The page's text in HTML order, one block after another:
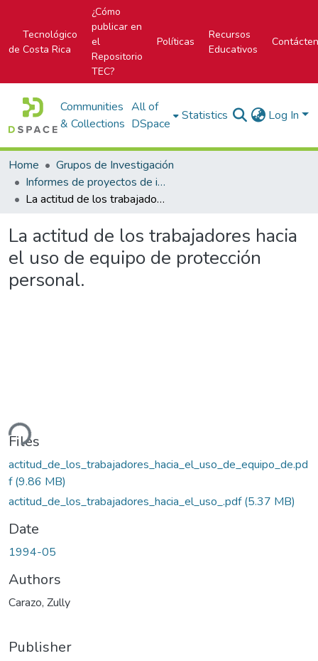
Tecnológico
de Costa Rica
¿Cómo
publicar en
el
Repositorio
TEC?
Políticas
Recursos
Educativos
Communities
& Collections
All of
DSpace
Statistics Log In
Home
Grupos de Investigación
Informes de proyectos de investigación
La actitud de los trabajadores hacia el uso de equipo de protección personal.
La actitud de los trabajadores hacia
el uso de equipo de protección
personal.
Files
actitud_de_los_trabajadores_hacia_el_uso_de_equipo_de.pd
f(9.86 MB)
actitud_de_los_trabajadores_hacia_el_uso_.pdf(5.37 MB)
Date
1994-05
Authors
Carazo, Zully
Publisher